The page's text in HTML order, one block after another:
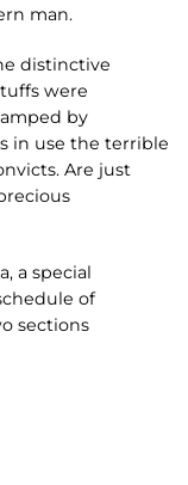
man.
distinctive
were
by
in use the terrible
Are just
a special
of
sections